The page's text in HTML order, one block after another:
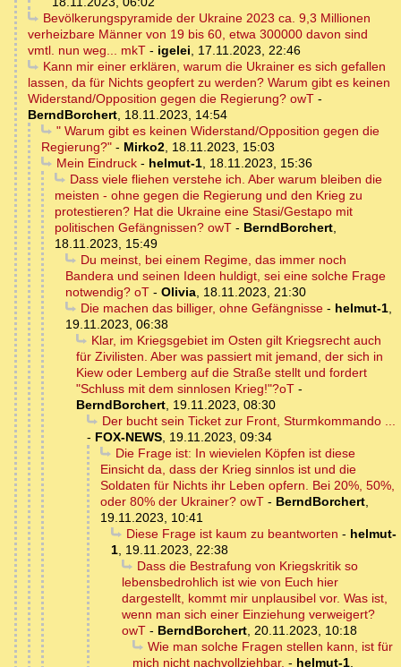
Bevölkerungspyramide der Ukraine 2023 ca. 9,3 Millionen
verheizbare Männer von 19 bis 60, etwa 300000 davon sind
vmtl. nun weg... mkT - igelei, 17.11.2023, 22:46
Kann mir einer erklären, warum die Ukrainer es sich gefallen
lassen, da für Nichts geopfert zu werden? Warum gibt es keinen
Widerstand/Opposition gegen die Regierung? owT -
BerndBorchert, 18.11.2023, 14:54
" Warum gibt es keinen Widerstand/Opposition gegen die
Regierung?" - Mirko2, 18.11.2023, 15:03
Mein Eindruck- helmut-1, 18.11.2023, 15:36
Dass viele fliehen verstehe ich. Aber warum bleiben die
meisten - ohne gegen die Regierung und den Krieg zu
protestieren? Hat die Ukraine eine Stasi/Gestapo mit
politischen Gefängnissen? owT - BerndBorchert,
18.11.2023, 15:49
Du meinst, bei einem Regime, das immer noch
Bandera und seinen Ideen huldigt, sei eine solche Frage
notwendig? oT - Olivia, 18.11.2023, 21:30
Die machen das billiger, ohne Gefängnisse- helmut-1,
19.11.2023, 06:38
Klar, im Kriegsgebiet im Osten gilt Kriegsrecht auch
für Zivilisten. Aber was passiert mit jemand, der sich in
Kiew oder Lemberg auf die Straße stellt und fordert
"Schluss mit dem sinnlosen Krieg!"?oT -
BerndBorchert, 19.11.2023, 08:30
Der bucht sein Ticket zur Front, Sturmkommando ...
- FOX-NEWS, 19.11.2023, 09:34
Die Frage ist: In wievielen Köpfen ist diese
Einsicht da, dass der Krieg sinnlos ist und die
Soldaten für Nichts ihr Leben opfern. Bei 20%, 50%,
oder 80% der Ukrainer? owT - BerndBorchert,
19.11.2023, 10:41
Diese Frage ist kaum zu beantworten - helmut-
1, 19.11.2023, 22:38
Dass die Bestrafung von Kriegskritik so
lebensbedrohlich ist wie von Euch hier
dargestellt, kommt mir unplausibel vor. Was ist,
wenn man sich einer Einziehung verweigert?
owT - BerndBorchert, 20.11.2023, 10:18
Wie man solche Fragen stellen kann, ist für
mich nicht nachvollziehbar. - helmut-1,